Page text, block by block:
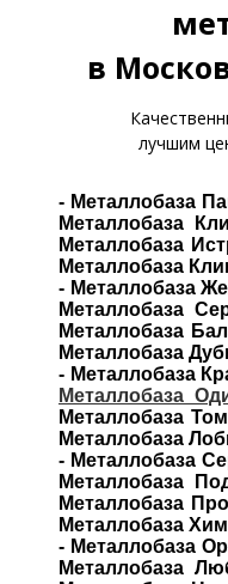
в
лучшим
-
Металлобаза
-
Металлобаза
-
Металлобаза
Металлобаза
-
Металлобаза
-